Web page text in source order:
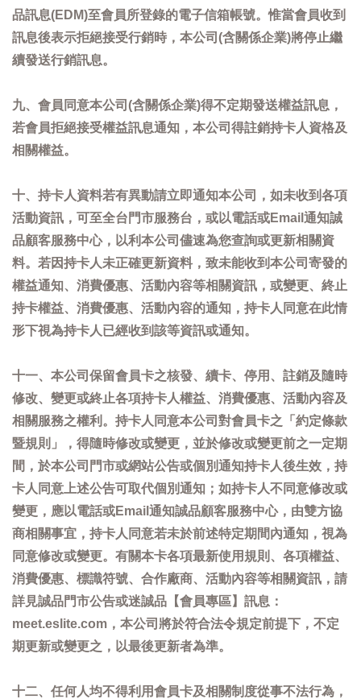
品訊息(EDM)至會員所登錄的電子信箱帳號。惟當會員收到
訊息後表示拒絕接受行銷時，本公司(含關係企業)將停止繼
續發送行銷訊息。
九、會員同意本公司(含關係企業)得不定期發送權益訊息，
若會員拒絕接受權益訊息通知，本公司得註銷持卡人資格及
相關權益。
十、持卡人資料若有異動請立即通知本公司，如未收到各項
活動資訊，可至全台門市服務台，或以電話或Email通知誠
品顧客服務中心，以利本公司儘速為您查詢或更新相關資
料。若因持卡人未正確更新資料，致未能收到本公司寄發的
權益通知、消費優惠、活動內容等相關資訊，或變更、終止
持卡權益、消費優惠、活動內容的通知，持卡人同意在此情
形下視為持卡人已經收到該等資訊或通知。
十一、本公司保留會員卡之核發、續卡、停用、註銷及隨時
修改、變更或終止各項持卡人權益、消費優惠、活動內容及
相關服務之權利。持卡人同意本公司對會員卡之「約定條款
暨規則」，得隨時修改或變更，並於修改或變更前之一定期
間，於本公司門市或網站公告或個別通知持卡人後生效，持
卡人同意上述公告可取代個別通知；如持卡人不同意修改或
變更，應以電話或Email通知誠品顧客服務中心，由雙方協
商相關事宜，持卡人同意若未於前述特定期間內通知，視為
同意修改或變更。有關本卡各項最新使用規則、各項權益、
消費優惠、標識符號、合作廠商、活動內容等相關資訊，請
詳見誠品門市公告或迷誠品【會員專區】訊息：
meet.eslite.com，本公司將於符合法令規定前提下，不定
期更新或變更之，以最後更新者為準。
十二、任何人均不得利用會員卡及相關制度從事不法行為，